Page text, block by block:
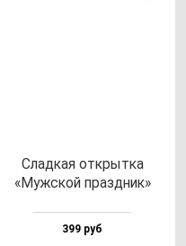
Слад­кая от­крыт­ка
«Муж­ской праз­дник»
399 руб